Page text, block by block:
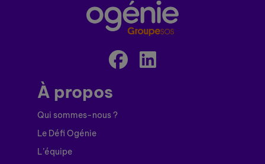
À propos
Qui sommes-nous ?
Le Défi Ogénie
L’équipe